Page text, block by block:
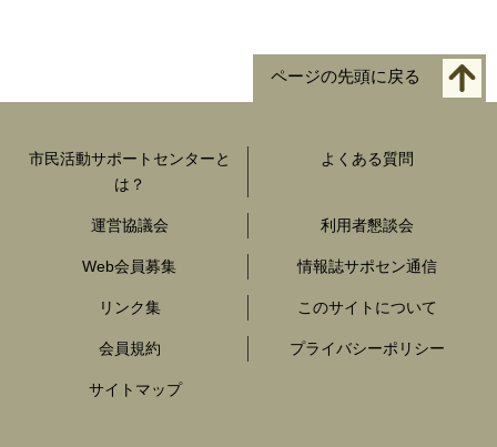
ページの先頭に戻る
市民活動サポートセンターと
は？
よくある質問
運営協議会 利用者懇談会
Web会員募集 情報誌サポセン通信
リンク集 このサイトについて
会員規約 プライバシーポリシー
サイトマップ